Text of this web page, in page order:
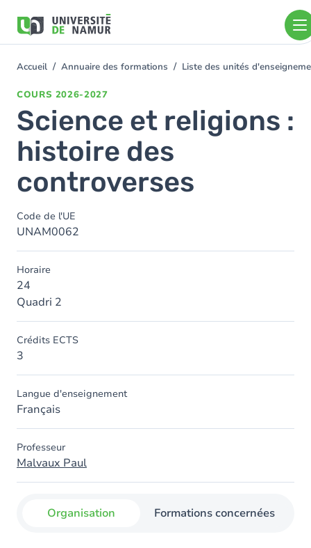
contenu
You
Accueil Annuaire des formations Liste des unités
COURS 2026-2027
Science et religions :
histoire des
controverses
Code de l'UE
UNAM0062
Horaire
24
Quadri 2
Crédits ECTS
3
Langue d'enseignement
Français
Professeur
Malvaux Paul
Organisation Formations concernées